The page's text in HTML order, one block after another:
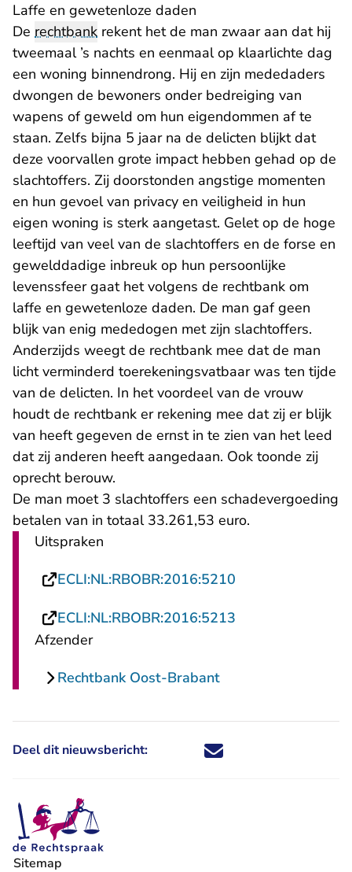
​Laffe en gewetenloze daden
De rechtbank rekent het de man zwaar aan dat hij
tweemaal ’s nachts en eenmaal op klaarlichte dag
een woning binnendrong. Hij en zijn mededaders
dwongen de bewoners onder bedreiging van
wapens of geweld om hun eigendommen af te
staan. Zelfs bijna 5 jaar na de delicten blijkt dat
deze voorvallen grote impact hebben gehad op de
slachtoffers. Zij doorstonden angstige momenten
en hun gevoel van privacy en veiligheid in hun
eigen woning is sterk aangetast. Gelet op de hoge
leeftijd van veel van de slachtoffers en de forse en
gewelddadige inbreuk op hun persoonlijke
levenssfeer gaat het volgens de rechtbank om
laffe en gewetenloze daden. De man gaf geen
blijk van enig mededogen met zijn slachtoffers.
Anderzijds weegt de rechtbank mee dat de man
licht verminderd toerekeningsvatbaar was ten tijde
van de delicten. In het voordeel van de vrouw
houdt de rechtbank er rekening mee dat zij er blijk
van heeft gegeven de ernst in te zien van het leed
dat zij anderen heeft aangedaan. Ook toonde zij
oprecht berouw.
De man moet 3 slachtoffers een schadevergoeding
betalen van in totaal 33.261,53 euro.
Uitspraken
ECLI:NL:RBOBR:2016:5210
ECLI:NL:RBOBR:2016:5213
Afzender
Rechtbank Oost-Brabant
Deel dit nieuwsbericht: Deel dit nieuwsbericht via X -
Deel dit nieuwsbericht via
Deel dit nieuwsbericht
Deel dit
Sitemap